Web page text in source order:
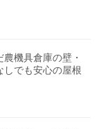
農機具倉庫の壁・
しでも安心の屋根